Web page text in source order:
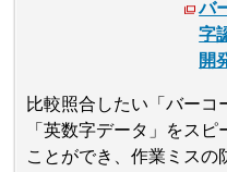
バ
字
開
比較照合したい「バーコ
「英数字データ」をス
ことができ、作業ミスの